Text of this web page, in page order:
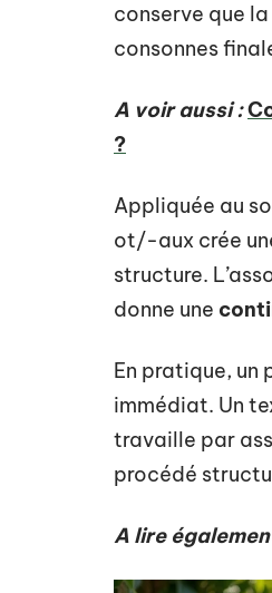
conserve que
consonnes
A voir aussi :
?
Appliquée au
ot/-aux crée
structure.
donne une
En pratique,
immédiat. Un
travaille par
procédé
A lire